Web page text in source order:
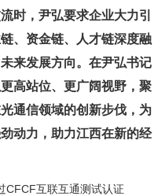
时，尹弘要求企业大力引
、资金链、人才链深度融
来发展方向。在尹弘书记
高站位、更广阔视野，聚
通信领域的创新步伐，为
动力，助力江西在新的经
CFCF互联互通测试认证